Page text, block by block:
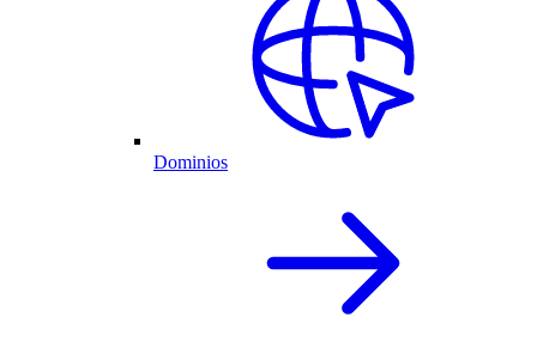
Dominios